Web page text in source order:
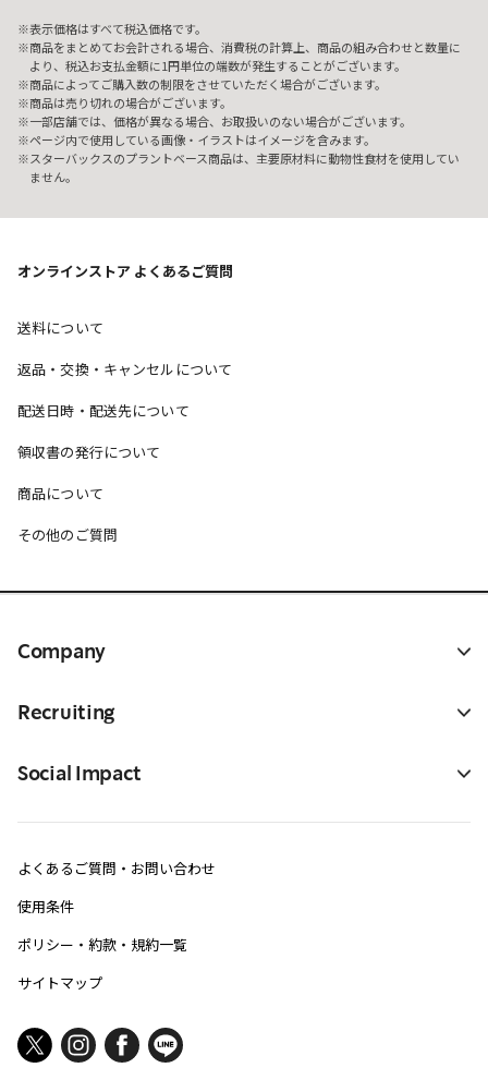
表示価格はすべて税込価格です。
商品をまとめてお会計される場合、消費税の計算上、商品の組み合わせと数量に
より、税込お支払金額に1円単位の端数が発生することがございます。
商品によってご購入数の制限をさせていただく場合がございます。
商品は売り切れの場合がございます。
一部店舗では、価格が異なる場合、お取扱いのない場合がございます。
ページ内で使用している画像・イラストはイメージを含みます。
スターバックスのプラントベース商品は、主要原材料に動物性食材を使用してい
ません。
オンラインストア よくあるご質問
送料について
返品・交換・キャンセルについて
配送日時・配送先について
領収書の発行について
商品について
その他のご質問
Company
Recruiting
Social Impact
よくあるご質問・お問い合わせ
使用条件
ポリシー・約款・規約一覧
サイトマップ